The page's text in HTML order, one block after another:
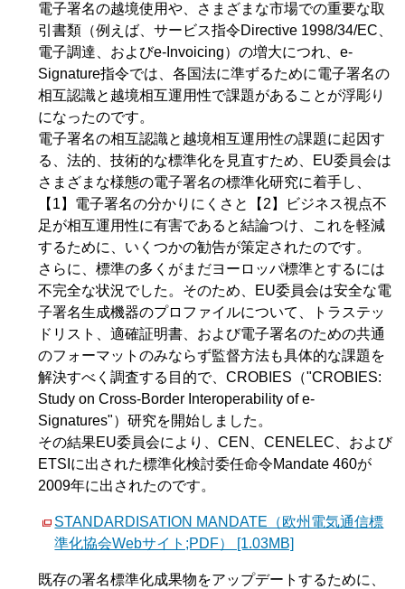
電子署名の越境使用や、さまざまな市場での重要な取
引書類（例えば、サービス指令Directive 1998/34/EC、
電子調達、およびe-Invoicing）の増大につれ、e-
Signature指令では、各国法に準ずるために電子署名の
相互認識と越境相互運用性で課題があることが浮彫り
になったのです。
電子署名の相互認識と越境相互運用性の課題に起因す
る、法的、技術的な標準化を見直すため、EU委員会は
さまざまな様態の電子署名の標準化研究に着手し、
【1】電子署名の分かりにくさと【2】ビジネス視点不
足が相互運用性に有害であると結論つけ、これを軽減
するために、いくつかの勧告が策定されたのです。
さらに、標準の多くがまだヨーロッパ標準とするには
不完全な状況でした。そのため、EU委員会は安全な電
子署名生成機器のプロファイルについて、トラステッ
ドリスト、適確証明書、および電子署名のための共通
のフォーマットのみならず監督方法も具体的な課題を
解決すべく調査する目的で、CROBIES（"CROBIES:
Study on Cross-Border Interoperability of e-
Signatures"）研究を開始しました。
その結果EU委員会により、CEN、CENELEC、および
ETSIに出された標準化検討委任命令Mandate 460が
2009年に出されたのです。
STANDARDISATION MANDATE（欧州電気通信標
準化協会Webサイト;PDF） [1.03MB]
既存の署名標準化成果物をアップデートするために、